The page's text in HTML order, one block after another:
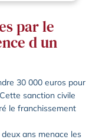
par le
d un
30 000 euros pour
sanction civile
le franchissement
ans menace les